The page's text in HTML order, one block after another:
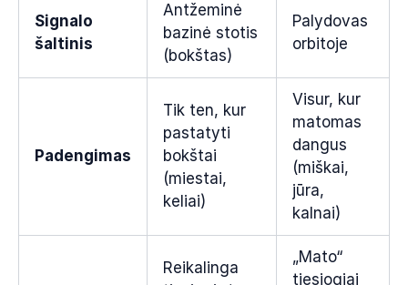
Signalo
šaltinis
Antžeminė
bazinė stotis
(bokštas)
Palydovas
orbitoje
Padengimas
Tik ten, kur
pastatyti
bokštai
(miestai,
keliai)
Visur, kur
matomas
dangus
(miškai,
jūra,
kalnai)
Reikalinga
„Mato“
tiesiogiai